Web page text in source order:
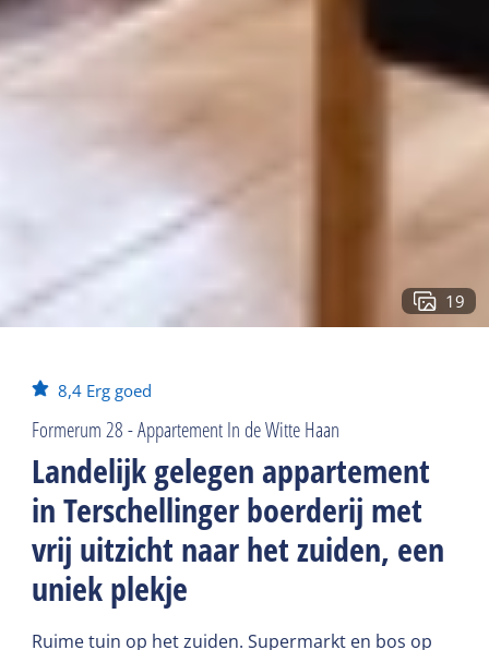
19
8,4 Erg goed
Formerum 28 - Appartement In de Witte Haan
Landelijk gelegen appartement
in Terschellinger boerderij met
vrij uitzicht naar het zuiden, een
uniek plekje
Ruime tuin op het zuiden. Supermarkt en bos op